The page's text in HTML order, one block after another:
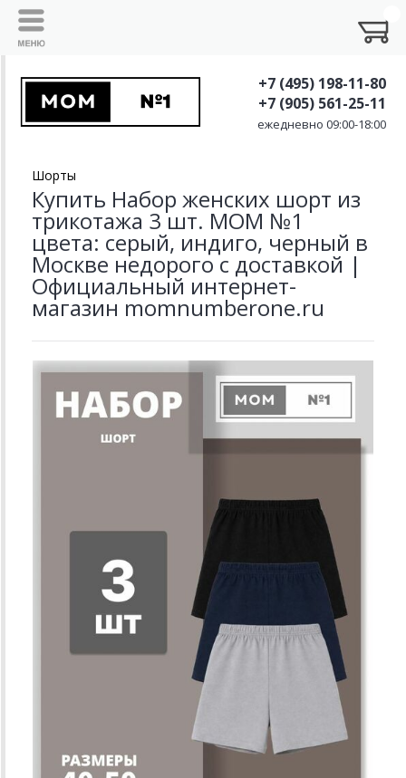
+7 (495) 198-11-80
+7 (905) 561-25-11
ежедневно 09:00-18:00
Шорты
Купить Набор женских шорт из
трикотажа 3 шт. MOM №1
цвета: серый, индиго, черный в
Москве недорого с доставкой |
Официальный интернет-
магазин momnumberone.ru